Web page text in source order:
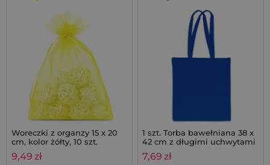
Woreczki z organzy 15 x 20
cm, kolor żółty, 10 szt.
9,49 zł
1 szt. Torba bawełniana 38 x
42 cm z długimi uchwytami
- niebieska
7,69 zł